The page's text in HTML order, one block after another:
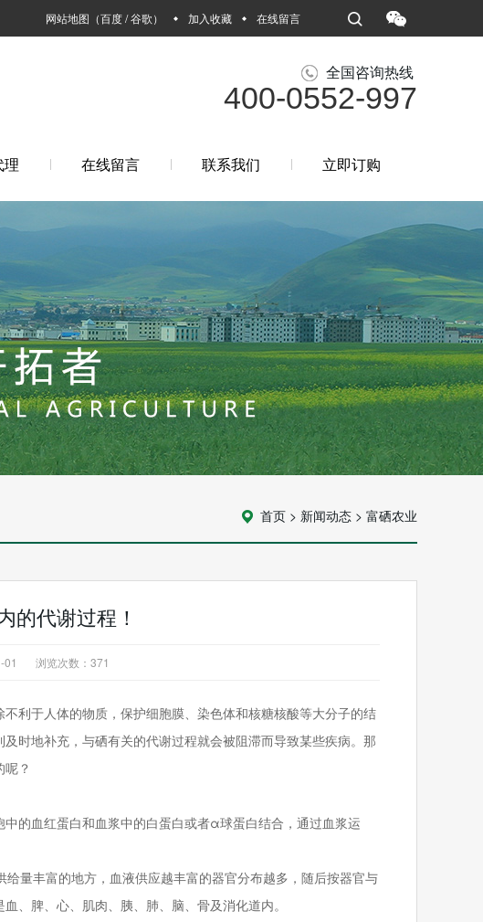
网站地图 （百度/谷歌） 加入收藏 在线留言
全国咨询热线
400-0552-997
理 在线留言 联系我们 立即订购
首页 > 新闻动态 > 富硒农业
的代谢过程！
01 浏览次数： 371
利于人体的物质，保护细胞膜、染色体和核糖核酸等大分子的结
时地补充，与硒有关的代谢过程就会被阻滞而导致某些疾病。那
？
的血红蛋白和血浆中的白蛋白或者α球蛋白结合，通过血浆运
量丰富的地方，血液供应越丰富的器官分布越多，随后按器官与
、脾、心、肌肉、胰、肺、脑、骨及消化道内。